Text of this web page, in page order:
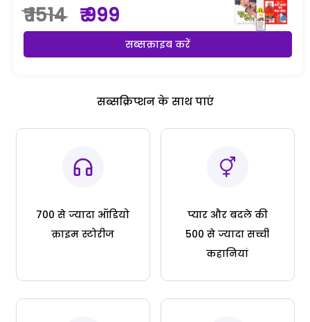
₹ 1514 ₹ 999
सब्सक्राइब करें
सब्सक्रिप्शन के साथ पाएं
700 से ज्यादा ऑडियो
क्राइम स्टोरीज
प्यार और बदले की
500 से ज्यादा सच्ची
कहानियां